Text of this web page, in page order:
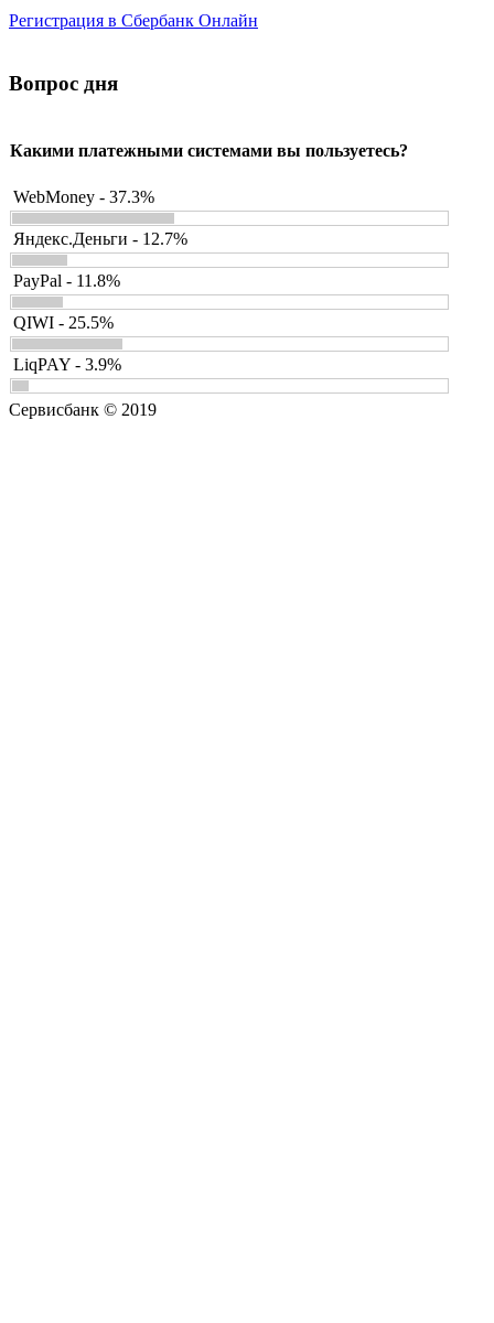
Регистрация в Сбербанк Онлайн
Вопрос дня
Какими платежными системами вы пользуетесь?
WebMoney - 37.3%
Яндекс.Деньги - 12.7%
PayPal - 11.8%
QIWI - 25.5%
LiqPAY - 3.9%
Сервисбанк © 2019